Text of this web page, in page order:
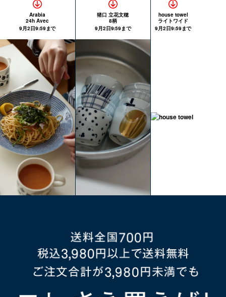
Arabia
24h Avec
9月2日9:59まで
猪口 立花文穂
8柄
9月2日9:59まで
house towel
ライトワイド
9月2日9:59まで